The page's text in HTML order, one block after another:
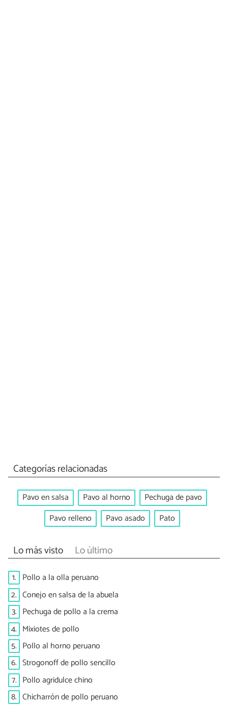
Categorías relacionadas
Pavo en salsa Pavo al horno
Pechuga de pavo
Pavo relleno
Pavo asado Pato
Lo más visto Lo último
1. Pollo a la olla peruano
2. Conejo en salsa de la abuela
3. Pechuga de pollo a la crema
4. Mixiotes de pollo
5. Pollo al horno peruano
6. Strogonoff de pollo sencillo
7. Pollo agridulce chino
8. Chicharrón de pollo peruano